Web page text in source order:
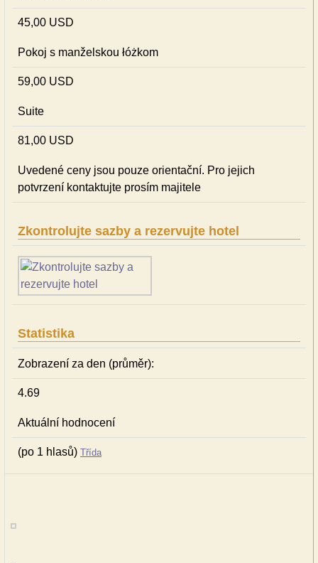
45,00 USD
Pokoj s manželskou łóżkom
59,00 USD
Suite
81,00 USD
Uvedené ceny jsou pouze orientační. Pro jejich
potvrzení kontaktujte prosím majitele
Zkontrolujte sazby a rezervujte hotel
Statistika
Zobrazení za den (průměr):
4.69
Aktuální hodnocení
(po 1 hlasů) Třída